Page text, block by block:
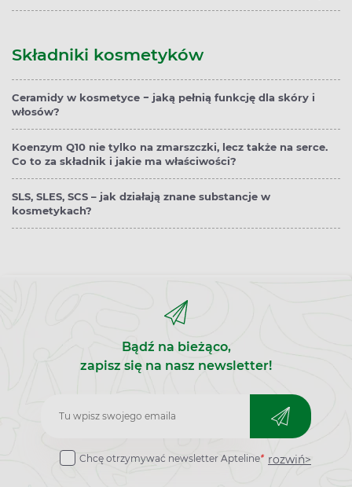
Składniki kosmetyków
Ceramidy w kosmetyce − jaką pełnią funkcję dla skóry i
włosów?
Koenzym Q10 nie tylko na zmarszczki, lecz także na serce.
Co to za składnik i jakie ma właściwości?
SLS, SLES, SCS – jak działają znane substancje w
kosmetykach?
Bądź na bieżąco,
zapisz się na nasz newsletter!
Zapisz
Chcę otrzymywać newsletter Apteline* rozwiń>